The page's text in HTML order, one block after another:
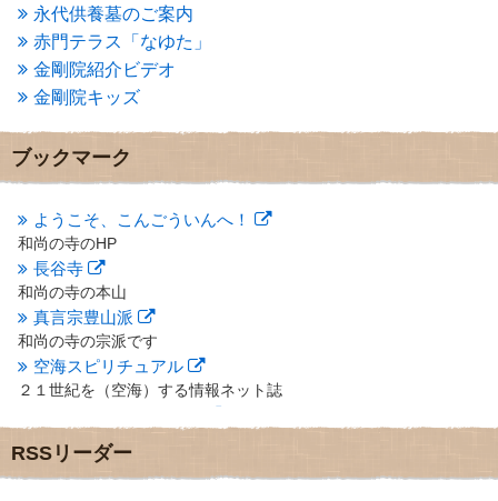
2013年5月(13)
2013年4月(1)
2013年3月 (4)
2013年2月(6)
2013年1月(6)
2012年12月(7)
2012年11月(7)
2012年10月
2012年8月
(9)
2012年7月(10)
2012年6月
2012年5月(16)
2012年4月 (16)
2012年3月(17)
2012年2月(20)
2012年1月(25)
2011年11月(28)
2011年10月(31)
2011年9月(24)
永代供養墓のご案内
赤門テラス「なゆた」
金剛院紹介ビデオ
金剛院キッズ
ブックマーク
ようこそ、こんごういんへ！
和尚の寺のHP
長谷寺
和尚の寺の本山
真言宗豊山派
和尚の寺の宗派です
空海スピリチュアル
２１世紀を（空海）する情報ネット誌
地域のライターさんです
小豆島 圓満寺
RSSリーダー